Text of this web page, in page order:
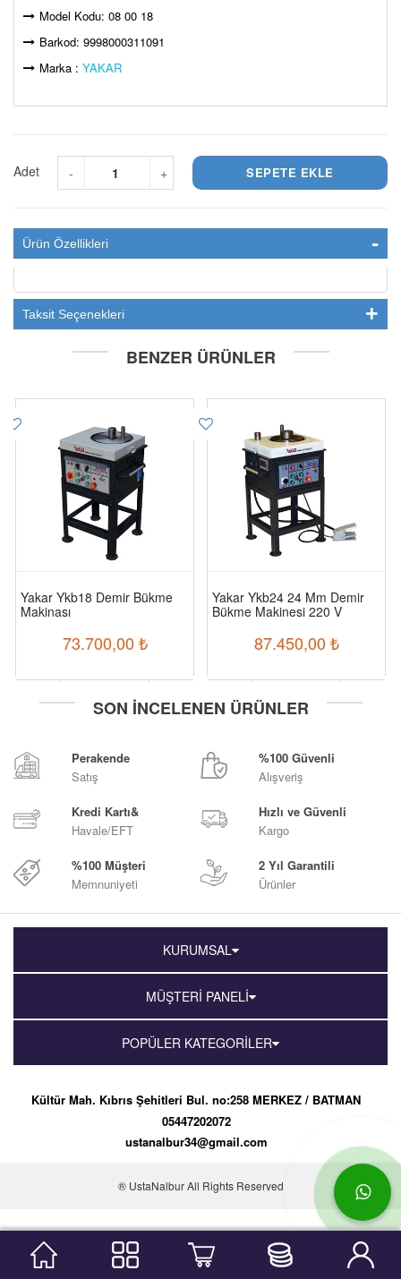
Model Kodu: 08 00 18
Barkod: 9998000311091
Marka : YAKAR
Adet +
-
Ürün Özellikleri
Taksit Seçenekleri
BENZER ÜRÜNLER
Yakar Ykb18 Demir Bükme
Makinası
73.700,00 ₺
Yakar Ykb24 24 Mm Demir
Bükme Makinesi 220 V
87.450,00 ₺
SON İNCELENEN ÜRÜNLER
Perakende
Satış
%100 Güvenli
Alışveriş
Kredi Kartı&
Havale/EFT
Hızlı ve Güvenli
Kargo
%100 Müşteri
Memnuniyeti
2 Yıl Garantili
Ürünler
KURUMSAL
MÜŞTERİ PANELİ
POPÜLER KATEGORİLER
Kültür Mah. Kıbrıs Şehitleri Bul. no:258 MERKEZ / BATMAN
05447202072
ustanalbur34@gmail.com
® UstaNalbur All Rights Reserved